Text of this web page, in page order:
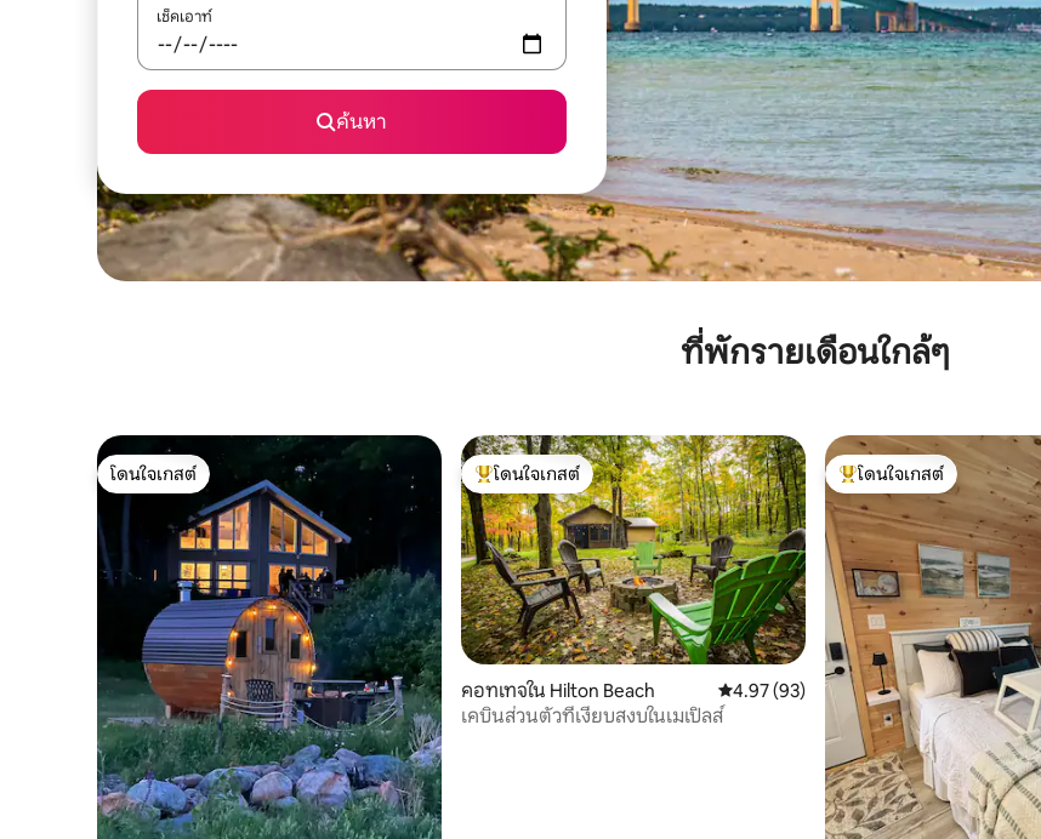
เช็คเอาท์
ค้นหา
ที่พักรายเดือนใกล้ๆ
โดนใจเกสต์
โดนใจเกสต์
โดนใจเกสต์ที่สุด
โดนใจเกสต์
คอทเทจใน Hilton Beach คะแนนเฉลี่ย 4.97 จาก 5, 93 รีวิว
4.97 (93)
เคบินส่วนตัวที่เงียบสงบในเมเปิลส์
โดนใจเกสต์ที่สุด
โดนใจเกสต์